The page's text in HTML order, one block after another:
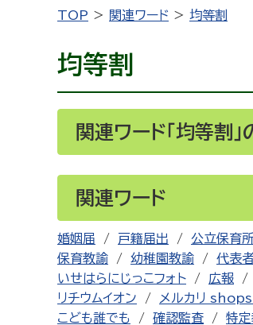
TOP 関連ワード 均等割
均等割
関連ワード「均等割
関連ワード
婚姻届 戸籍届出 公立保育
保育教諭
幼稚園教諭 代表
いせはらにじっこフォト
広報
リチウムイオン
メルカリ
こども誰でも
確認監査 特定